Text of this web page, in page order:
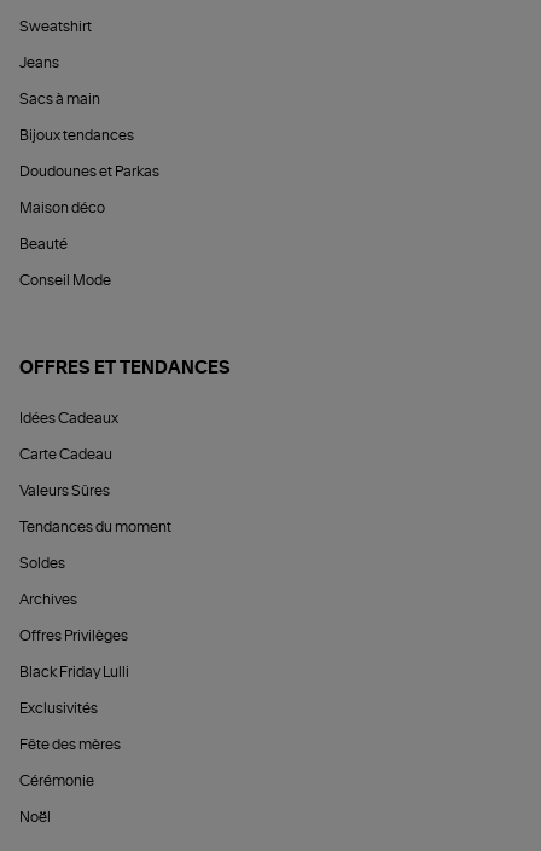
Sweatshirt
Jeans
Sacs à main
Bijoux tendances
Doudounes et Parkas
Maison déco
Beauté
Conseil Mode
OFFRES ET TENDANCES
Idées Cadeaux
Carte Cadeau
Valeurs Sûres
Tendances du moment
Soldes
Archives
Offres Privilèges
Black Friday Lulli
Exclusivités
Fête des mères
Cérémonie
Noël